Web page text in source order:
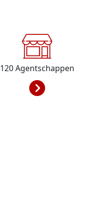
120Agentschappen